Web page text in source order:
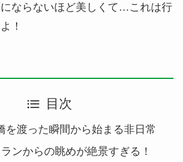
ならないほど美しくて…これは行
！
目次
を渡った瞬間から始まる非日常
ンからの眺めが絶景すぎる！